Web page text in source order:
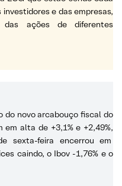
e das empresas,
ações de diferentes
do novo arcabouço fiscal do
em alta de +3,1% e +2,49%,
sexta-feira encerrou em
caindo, o Ibov -1,76% e o